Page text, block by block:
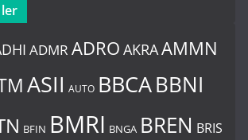
ADMR ADRO AKRAAMMN
ASII AUTO BBCABBNI
BFIN BMRI BNGA BREN BRIS